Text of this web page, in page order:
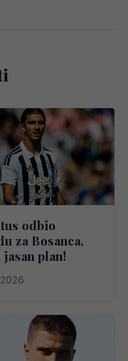
odbio
za Bosanca,
plan!